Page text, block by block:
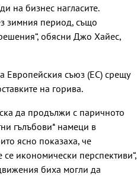
на бизнес нагласите.
зимния период, също
обясни Джо Хайес,
Европейския съюз (ЕС) срещу
на горива.
да продължи с паричното
гълъбови* намеци в
ясно показаха, че
икономически перспективи“,
биха могли да